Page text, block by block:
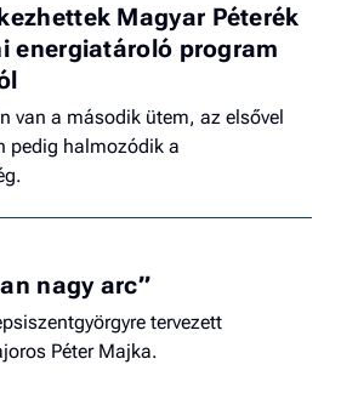
Magyar Péterék
energiatároló program
van a második ütem, az elsővel
pedig halmozódik a
nagy arc”
tervezett
Péter Majka.